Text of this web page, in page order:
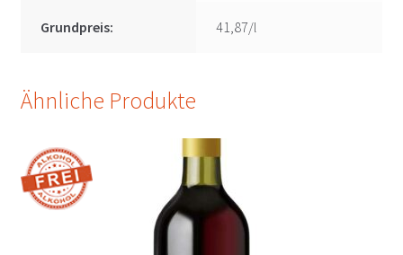
Grundpreis: 41,87/l
Ähnliche Produkte